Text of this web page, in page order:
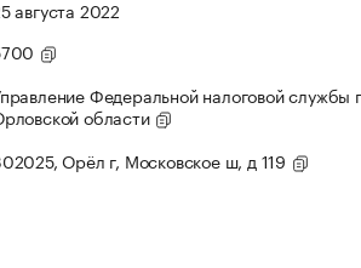
августа 2022
Федеральной налоговой службы
области
Орёл г, Московское ш, д 119